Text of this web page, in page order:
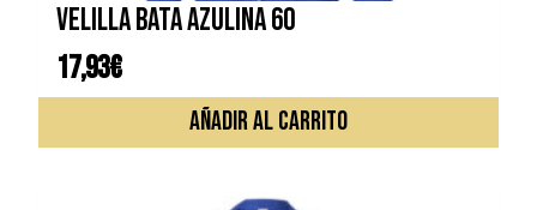
VELILLA BATA AZULINA 60
17,93€
AÑADIR AL CARRITO